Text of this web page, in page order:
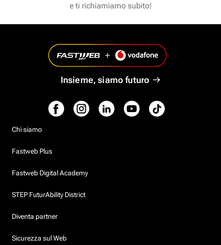
e ti richiamiamo subito!
Insieme, siamo futuro
Chi siamo
Fastweb Plus
Fastweb Digital Academy
STEP FuturAbility District
Diventa partner
Sicurezza sul Web